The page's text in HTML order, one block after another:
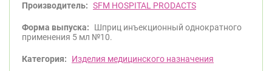
Производитель: SFM HOSPITAL PRODACTS
Форма выпуска:
Шприц инъекционный однократного
применения 5 мл №10.
Категория: Изделия медицинского назначения